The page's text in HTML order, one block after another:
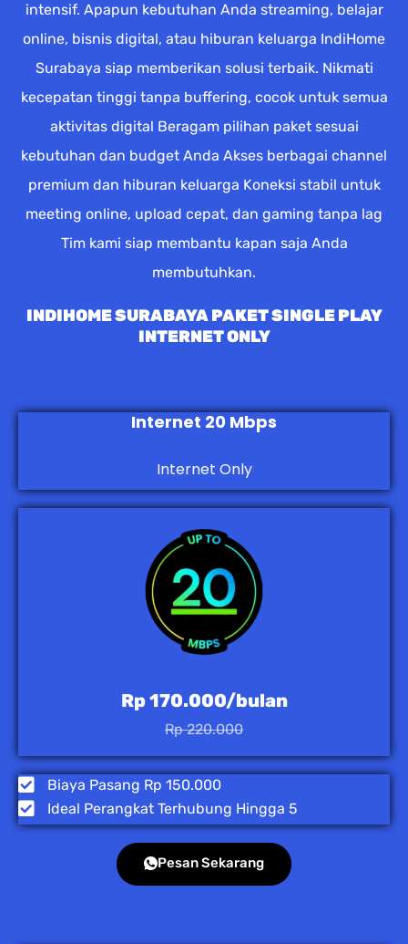
intensif. Apapun kebutuhan Anda streaming, belajar
online, bisnis digital, atau hiburan keluarga IndiHome
Surabaya siap memberikan solusi terbaik. Nikmati
kecepatan tinggi tanpa buffering, cocok untuk semua
aktivitas digital Beragam pilihan paket sesuai
kebutuhan dan budget Anda Akses berbagai channel
premium dan hiburan keluarga Koneksi stabil untuk
meeting online, upload cepat, dan gaming tanpa lag
Tim kami siap membantu kapan saja Anda
membutuhkan.
INDIHOME SURABAYA PAKET SINGLE PLAY
INTERNET ONLY
Internet 20 Mbps
Internet Only
Rp 170.000/bulan
Rp 220.000
Biaya Pasang Rp 150.000
Ideal Perangkat Terhubung Hingga 5
Pesan Sekarang